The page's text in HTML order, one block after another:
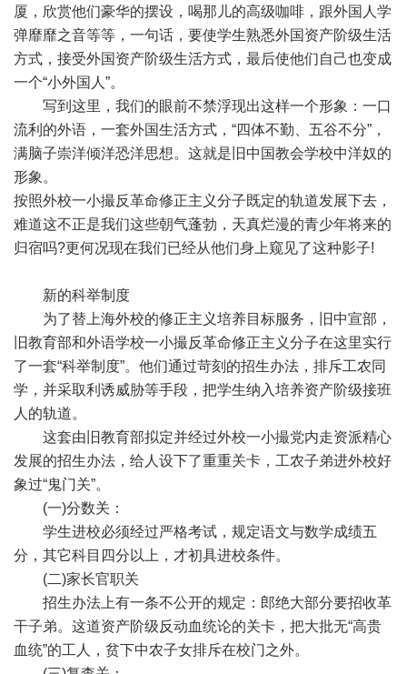
厦，欣赏他们豪华的摆设，喝那儿的高级咖啡，跟外国人学
弹靡靡之音等等，一句话，要使学生熟悉外国资产阶级生活
方式，接受外国资产阶级生活方式，最后使他们自己也变成
一个“小外国人”。
写到这里，我们的眼前不禁浮现出这样一个形象：一口
流利的外语，一套外国生活方式，“四体不勤、五谷不分”，
满脑子崇洋倾洋恐洋思想。这就是旧中国教会学校中洋奴的
形象。
按照外校一小撮反革命修正主义分子既定的轨道发展下去，
难道这不正是我们这些朝气蓬勃，天真烂漫的青少年将来的
归宿吗?更何况现在我们已经从他们身上窥见了这种影子!
新的科举制度
为了替上海外校的修正主义培养目标服务，旧中宣部，
旧教育部和外语学校一小撮反革命修正主义分子在这里实行
了一套“科举制度”。他们通过苛刻的招生办法，排斥工农同
学，并采取利诱威胁等手段，把学生纳入培养资产阶级接班
人的轨道。
这套由旧教育部拟定并经过外校一小撮党内走资派精心
发展的招生办法，给人设下了重重关卡，工农子弟进外校好
象过“鬼门关”。
(一)分数关：
学生进校必须经过严格考试，规定语文与数学成绩五
分，其它科目四分以上，才初具进校条件。
(二)家长官职关
招生办法上有一条不公开的规定：郎绝大部分要招收革
干子弟。这道资产阶级反动血统论的关卡，把大批无“高贵
血统”的工人，贫下中农子女排斥在校门之外。